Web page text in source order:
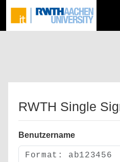
RWTH Single
Benutzername